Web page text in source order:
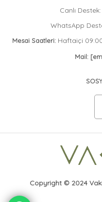
Canlı
WhatsApp
Mesai Saatleri: Haftaiçi
Mail:
Copyright © 2024